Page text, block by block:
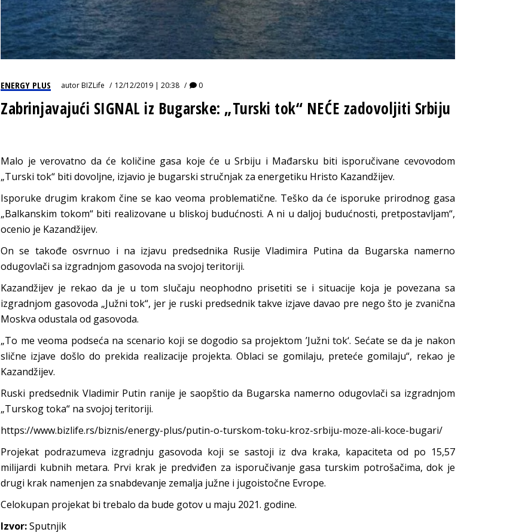
ENERGY PLUS autorBIZLife 12/12/2019 | 20:38 0
Zabrinjavajući SIGNAL iz Bugarske: „Turski tok“ NEĆE zadovoljiti Srbiju
Malo je verovatno da će količine gasa koje će u Srbiju i Mađarsku biti isporučivane cevovodom
„Turski tok“ biti dovoljne, izjavio je bugarski stručnjak za energetiku Hristo Kazandžijev.
Isporuke drugim krakom čine se kao veoma problematične. Teško da će isporuke prirodnog gasa
„Balkanskim tokom“ biti realizovane u bliskoj budućnosti. A ni u daljoj budućnosti, pretpostavljam“,
ocenio je Kazandžijev.
On se takođe osvrnuo i na izjavu predsednika Rusije Vladimira Putina da Bugarska namerno
odugovlači sa izgradnjom gasovoda na svojoj teritoriji.
Kazandžijev je rekao da je u tom slučaju neophodno prisetiti se i situacije koja je povezana sa
izgradnjom gasovoda „Južni tok“, jer je ruski predsednik takve izjave davao pre nego što je zvanična
Moskva odustala od gasovoda.
„To me veoma podseća na scenario koji se dogodio sa projektom ’Južni tok‘. Sećate se da je nakon
slične izjave došlo do prekida realizacije projekta. Oblaci se gomilaju, preteće gomilaju“, rekao je
Kazandžijev.
Ruski predsednik Vladimir Putin ranije je saopštio da Bugarska namerno odugovlači sa izgradnjom
„Turskog toka“ na svojoj teritoriji.
https://www.bizlife.rs/biznis/energy-plus/putin-o-turskom-toku-kroz-srbiju-moze-ali-koce-bugari/
Projekat podrazumeva izgradnju gasovoda koji se sastoji iz dva kraka, kapaciteta od po 15,57
milijardi kubnih metara. Prvi krak je predviđen za isporučivanje gasa turskim potrošačima, dok je
drugi krak namenjen za snabdevanje zemalja južne i jugoistočne Evrope.
Celokupan projekat bi trebalo da bude gotov u maju 2021. godine.
Izvor:Sputnjik